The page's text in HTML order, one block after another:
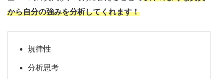
から自分の強みを分析してくれます！
規律性
分析思考